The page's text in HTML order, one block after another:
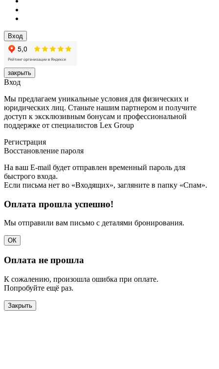
Вход
закрыть
Вход
Мы предлагаем уникальные условия для физических и
юридических лиц. Станьте нашим партнером и получите
доступ к эксклюзивным бонусам и профессиональной
поддержке от специалистов Lex Group
Регистрация
Восстановление пароля
На ваш E-mail будет отправлен временный пароль для
быстрого входа.
Если письма нет во «Входящих», загляните в папку «Спам».
Оплата прошла успешно!
Мы отправили вам письмо с деталями бронирования.
ОК
Оплата не прошла
К сожалению, произошла ошибка при оплате.
Попробуйте ещё раз.
Закрыть